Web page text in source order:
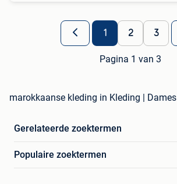
1 2 3
Pagina 1 van 3
marokkaanse kleding in Kleding | Dames
Gerelateerde zoektermen
Populaire zoektermen